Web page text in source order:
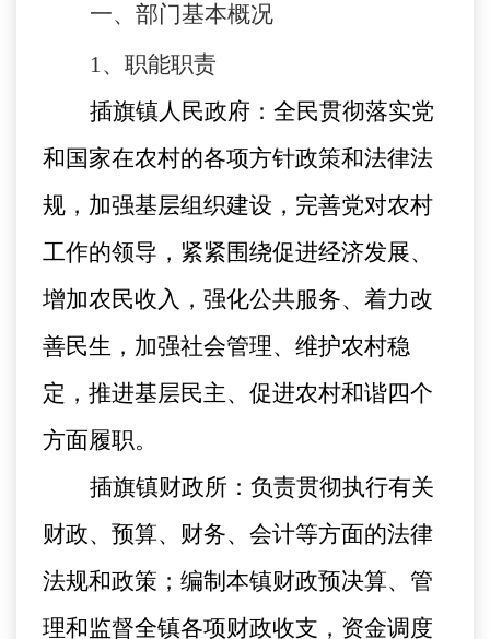
一、部门基本概况
1、职能职责
插旗镇人民政府：全民贯彻落实党
和国家在农村的各项方针政策和法律法
规，加强基层组织建设，完善党对农村
工作的领导，紧紧围绕促进经济发展、
增加农民收入，强化公共服务、着力改
善民生，加强社会管理、维护农村稳
定，推进基层民主、促进农村和谐四个
方面履职。
插旗镇财政所：负责贯彻执行有关
财政、预算、财务、会计等方面的法律
法规和政策；编制本镇财政预决算、管
理和监督全镇各项财政收支，资金调度